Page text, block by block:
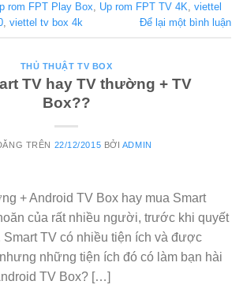
rom FPT Play Box, Up rom FPT TV 4K, viettel
, viettel tv box 4k Để lại một bình luận
THỦ THUẬT TV BOX
TV hay TV thường + TV
Box??
TRÊN 22/12/2015 BỞI ADMIN
+ Android TV Box hay mua Smart
của rất nhiều người, trước khi quyết
TV có nhiều tiện ích và được
những tiện ích đó có làm bạn hài
TV Box? […]